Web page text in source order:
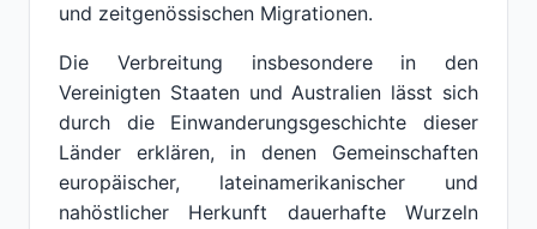
und zeitgenössischen Migrationen.
Die Verbreitung insbesondere in den
Vereinigten Staaten und Australien lässt sich
durch die Einwanderungsgeschichte dieser
Länder erklären, in denen Gemeinschaften
europäischer, lateinamerikanischer und
nahöstlicher Herkunft dauerhafte Wurzeln